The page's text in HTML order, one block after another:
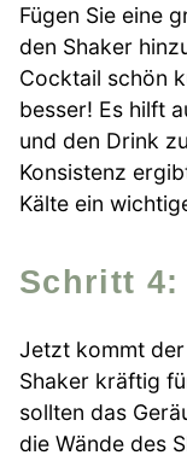
Fügen Sie eine
den Shaker
Cocktail schön
besser! Es hilft
und den Drink
Konsistenz
Kälte ein
Schritt
Jetzt kommt der
Shaker kräftig
sollten das
die Wände des